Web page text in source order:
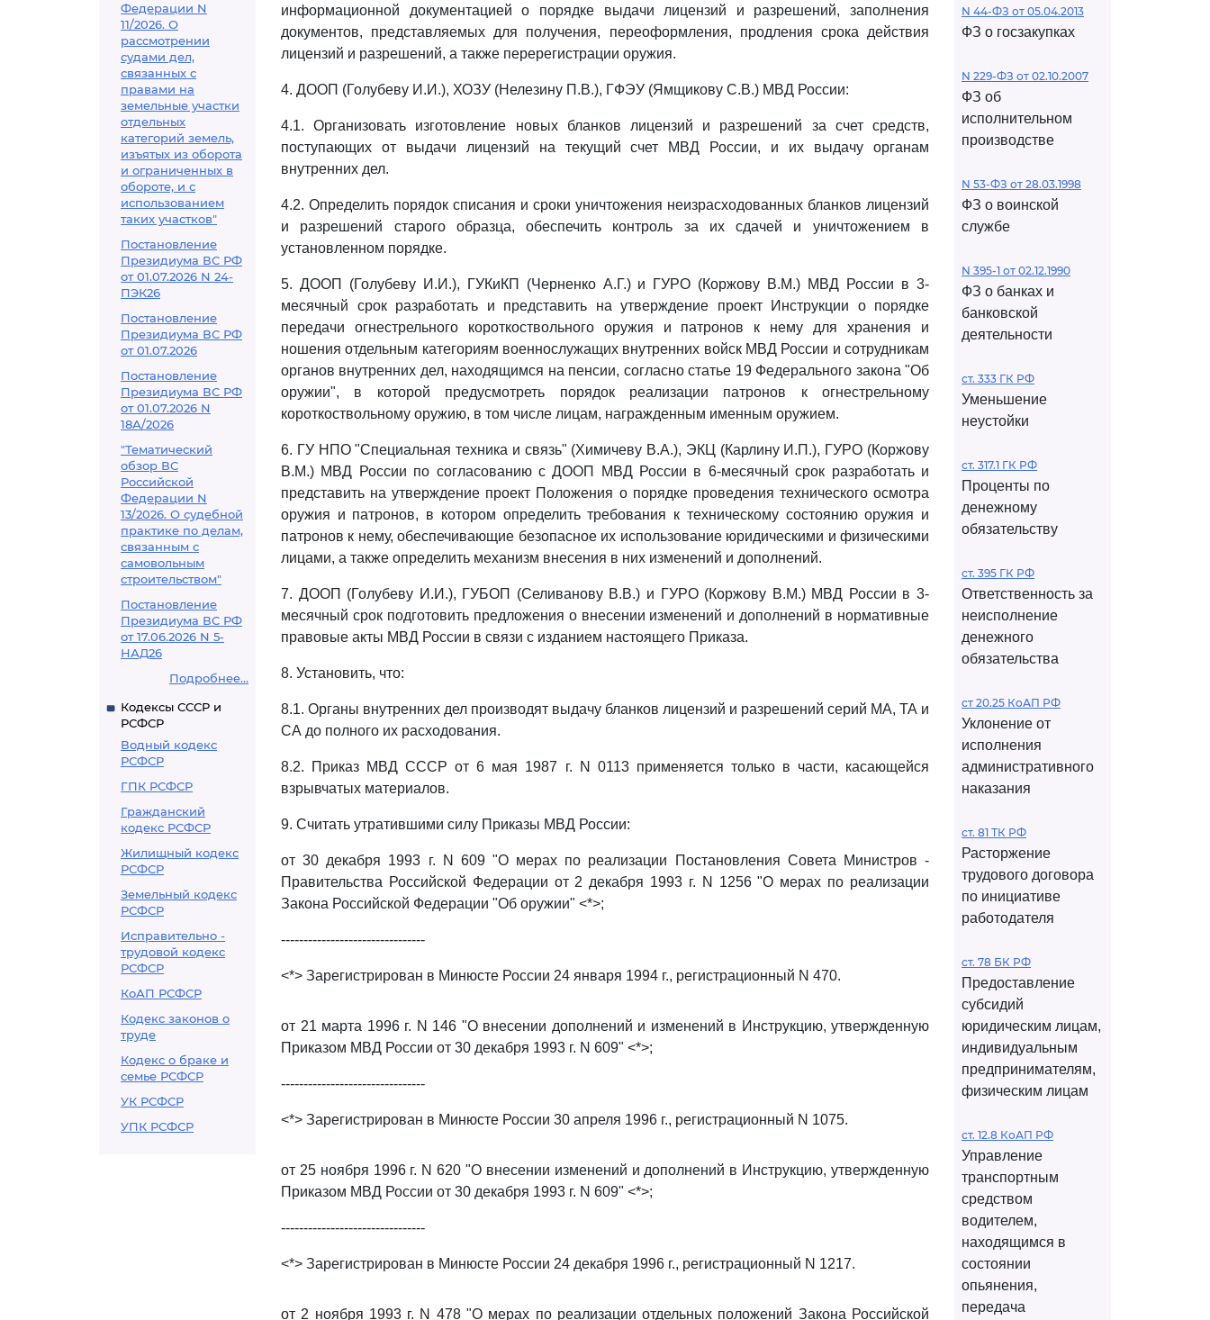
Федерации N
11/2026. О
рассмотрении
судами дел,
связанных с
правами на
земельные участки
отдельных
категорий земель,
изъятых из оборота
и ограниченных в
обороте, и с
использованием
таких участков"
Постановление
Президиума ВС РФ
от 01.07.2026 N 24-
ПЭК26
Постановление
Президиума ВС РФ
от 01.07.2026
Постановление
Президиума ВС РФ
от 01.07.2026 N
18А/2026
"Тематический
обзор ВС
Российской
Федерации N
13/2026. О судебной
практике по делам,
связанным с
самовольным
строительством"
Постановление
Президиума ВС РФ
от 17.06.2026 N 5-
НАД26
Подробнее...
Кодексы СССР и
РСФСР
Водный кодекс
РСФСР
ГПК РСФСР
Гражданский
кодекс РСФСР
Жилищный кодекс
РСФСР
Земельный кодекс
РСФСР
Исправительно -
трудовой кодекс
РСФСР
КоАП РСФСР
Кодекс законов о
труде
Кодекс о браке и
семье РСФСР
УК РСФСР
УПК РСФСР
информационной документацией о порядке выдачи лицензий и разрешений, заполнения
документов, представляемых для получения, переоформления, продления срока действия
лицензий и разрешений, а также перерегистрации оружия.
4. ДООП (Голубеву И.И.), ХОЗУ (Нелезину П.В.), ГФЭУ (Ямщикову С.В.) МВД России:
4.1. Организовать изготовление новых бланков лицензий и разрешений за счет средств,
поступающих от выдачи лицензий на текущий счет МВД России, и их выдачу органам
внутренних дел.
4.2. Определить порядок списания и сроки уничтожения неизрасходованных бланков лицензий
и разрешений старого образца, обеспечить контроль за их сдачей и уничтожением в
установленном порядке.
5. ДООП (Голубеву И.И.), ГУКиКП (Черненко А.Г.) и ГУРО (Коржову В.М.) МВД России в 3-
месячный срок разработать и представить на утверждение проект Инструкции о порядке
передачи огнестрельного короткоствольного оружия и патронов к нему для хранения и
ношения отдельным категориям военнослужащих внутренних войск МВД России и сотрудникам
органов внутренних дел, находящимся на пенсии, согласно статье 19 Федерального закона "Об
оружии", в которой предусмотреть порядок реализации патронов к огнестрельному
короткоствольному оружию, в том числе лицам, награжденным именным оружием.
6. ГУ НПО "Специальная техника и связь" (Химичеву В.А.), ЭКЦ (Карлину И.П.), ГУРО (Коржову
В.М.) МВД России по согласованию с ДООП МВД России в 6-месячный срок разработать и
представить на утверждение проект Положения о порядке проведения технического осмотра
оружия и патронов, в котором определить требования к техническому состоянию оружия и
патронов к нему, обеспечивающие безопасное их использование юридическими и физическими
лицами, а также определить механизм внесения в них изменений и дополнений.
7. ДООП (Голубеву И.И.), ГУБОП (Селиванову В.В.) и ГУРО (Коржову В.М.) МВД России в 3-
месячный срок подготовить предложения о внесении изменений и дополнений в нормативные
правовые акты МВД России в связи с изданием настоящего Приказа.
8. Установить, что:
8.1. Органы внутренних дел производят выдачу бланков лицензий и разрешений серий МА, ТА и
СА до полного их расходования.
8.2. Приказ МВД СССР от 6 мая 1987 г. N 0113 применяется только в части, касающейся
взрывчатых материалов.
9. Считать утратившими силу Приказы МВД России:
от 30 декабря 1993 г. N 609 "О мерах по реализации Постановления Совета Министров -
Правительства Российской Федерации от 2 декабря 1993 г. N 1256 "О мерах по реализации
Закона Российской Федерации "Об оружии" <*>;
--------------------------------
<*> Зарегистрирован в Минюсте России 24 января 1994 г., регистрационный N 470.
от 21 марта 1996 г. N 146 "О внесении дополнений и изменений в Инструкцию, утвержденную
Приказом МВД России от 30 декабря 1993 г. N 609" <*>;
--------------------------------
<*> Зарегистрирован в Минюсте России 30 апреля 1996 г., регистрационный N 1075.
от 25 ноября 1996 г. N 620 "О внесении изменений и дополнений в Инструкцию, утвержденную
Приказом МВД России от 30 декабря 1993 г. N 609" <*>;
--------------------------------
<*> Зарегистрирован в Минюсте России 24 декабря 1996 г., регистрационный N 1217.
от 2 ноября 1993 г. N 478 "О мерах по реализации отдельных положений Закона Российской
N 44-ФЗ от 05.04.2013
ФЗ о госзакупках
N 229-ФЗ от 02.10.2007
ФЗ об
исполнительном
производстве
N 53-ФЗ от 28.03.1998
ФЗ о воинской
службе
N 395-1 от 02.12.1990
ФЗ о банках и
банковской
деятельности
ст. 333 ГК РФ
Уменьшение
неустойки
ст. 317.1 ГК РФ
Проценты по
денежному
обязательству
ст. 395 ГК РФ
Ответственность за
неисполнение
денежного
обязательства
ст 20.25 КоАП РФ
Уклонение от
исполнения
административного
наказания
ст. 81 ТК РФ
Расторжение
трудового договора
по инициативе
работодателя
ст. 78 БК РФ
Предоставление
субсидий
юридическим лицам,
индивидуальным
предпринимателям,
физическим лицам
ст. 12.8 КоАП РФ
Управление
транспортным
средством
водителем,
находящимся в
состоянии
опьянения,
передача